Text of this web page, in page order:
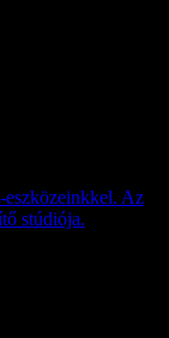
eszközeinkkel. Az
stúdiója.